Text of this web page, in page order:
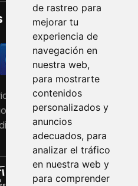
de rastreo para
mejorar tu
experiencia de
navegación en
nuestra web,
para mostrarte
contenidos
personalizados y
anuncios
adecuados, para
analizar el tráfico
en nuestra web y
para comprender
de pago
POS de Raiffeisen Bank
web. Acepta las
y débito de forma